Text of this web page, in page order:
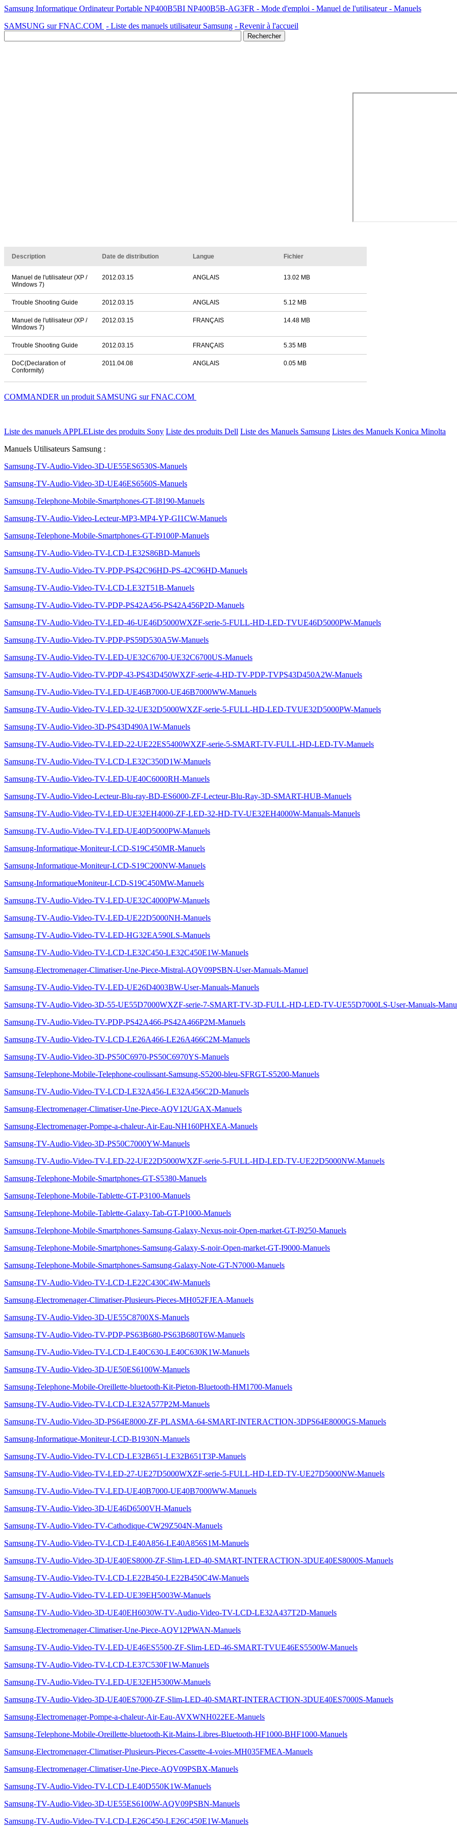
Samsung Informatique Ordinateur Portable NP400B5BI NP400B5B-AG3FR - Mode d'emploi - Manuel de l'utilisateur - Manuels
SAMSUNG sur FNAC.COM - Liste des manuels utilisateur Samsung - Revenir à l'accueil
Description Date de distribution Langue Fichier
Manuel de l'utilisateur (XP /
Windows 7)
2012.03.15 ANGLAIS 13.02 MB
Trouble Shooting Guide 2012.03.15 ANGLAIS 5.12 MB
Manuel de l'utilisateur (XP /
Windows 7)
2012.03.15 FRANÇAIS 14.48 MB
Trouble Shooting Guide 2012.03.15 FRANÇAIS 5.35 MB
DoC(Declaration of
Conformity)
2011.04.08 ANGLAIS 0.05 MB
COMMANDER un produit SAMSUNG sur FNAC.COM
Liste des manuels APPLEListe des produits Sony Liste des produits Dell Liste des Manuels Samsung Listes des Manuels Konica Minolta
Manuels Utilisateurs Samsung :
Samsung-TV-Audio-Video-3D-UE55ES6530S-Manuels
Samsung-TV-Audio-Video-3D-UE46ES6560S-Manuels
Samsung-Telephone-Mobile-Smartphones-GT-I8190-Manuels
Samsung-TV-Audio-Video-Lecteur-MP3-MP4-YP-GI1CW-Manuels
Samsung-Telephone-Mobile-Smartphones-GT-I9100P-Manuels
Samsung-TV-Audio-Video-TV-LCD-LE32S86BD-Manuels
Samsung-TV-Audio-Video-TV-PDP-PS42C96HD-PS-42C96HD-Manuels
Samsung-TV-Audio-Video-TV-LCD-LE32T51B-Manuels
Samsung-TV-Audio-Video-TV-PDP-PS42A456-PS42A456P2D-Manuels
Samsung-TV-Audio-Video-TV-LED-46-UE46D5000WXZF-serie-5-FULL-HD-LED-TVUE46D5000PW-Manuels
Samsung-TV-Audio-Video-TV-PDP-PS59D530A5W-Manuels
Samsung-TV-Audio-Video-TV-LED-UE32C6700-UE32C6700US-Manuels
Samsung-TV-Audio-Video-TV-PDP-43-PS43D450WXZF-serie-4-HD-TV-PDP-TVPS43D450A2W-Manuels
Samsung-TV-Audio-Video-TV-LED-UE46B7000-UE46B7000WW-Manuels
Samsung-TV-Audio-Video-TV-LED-32-UE32D5000WXZF-serie-5-FULL-HD-LED-TVUE32D5000PW-Manuels
Samsung-TV-Audio-Video-3D-PS43D490A1W-Manuels
Samsung-TV-Audio-Video-TV-LED-22-UE22ES5400WXZF-serie-5-SMART-TV-FULL-HD-LED-TV-Manuels
Samsung-TV-Audio-Video-TV-LCD-LE32C350D1W-Manuels
Samsung-TV-Audio-Video-TV-LED-UE40C6000RH-Manuels
Samsung-TV-Audio-Video-Lecteur-Blu-ray-BD-ES6000-ZF-Lecteur-Blu-Ray-3D-SMART-HUB-Manuels
Samsung-TV-Audio-Video-TV-LED-UE32EH4000-ZF-LED-32-HD-TV-UE32EH4000W-Manuals-Manuels
Samsung-TV-Audio-Video-TV-LED-UE40D5000PW-Manuels
Samsung-Informatique-Moniteur-LCD-S19C450MR-Manuels
Samsung-Informatique-Moniteur-LCD-S19C200NW-Manuels
Samsung-InformatiqueMoniteur-LCD-S19C450MW-Manuels
Samsung-TV-Audio-Video-TV-LED-UE32C4000PW-Manuels
Samsung-TV-Audio-Video-TV-LED-UE22D5000NH-Manuels
Samsung-TV-Audio-Video-TV-LED-HG32EA590LS-Manuels
Samsung-TV-Audio-Video-TV-LCD-LE32C450-LE32C450E1W-Manuels
Samsung-Electromenager-Climatiser-Une-Piece-Mistral-AQV09PSBN-User-Manuals-Manuel
Samsung-TV-Audio-Video-TV-LED-UE26D4003BW-User-Manuals-Manuels
Samsung-TV-Audio-Video-3D-55-UE55D7000WXZF-serie-7-SMART-TV-3D-FULL-HD-LED-TV-UE55D7000LS-User-Manuals-
Samsung-TV-Audio-Video-TV-PDP-PS42A466-PS42A466P2M-Manuels
Samsung-TV-Audio-Video-TV-LCD-LE26A466-LE26A466C2M-Manuels
Samsung-TV-Audio-Video-3D-PS50C6970-PS50C6970YS-Manuels
Samsung-Telephone-Mobile-Telephone-coulissant-Samsung-S5200-bleu-SFRGT-S5200-Manuels
Samsung-TV-Audio-Video-TV-LCD-LE32A456-LE32A456C2D-Manuels
Samsung-Electromenager-Climatiser-Une-Piece-AQV12UGAX-Manuels
Samsung-Electromenager-Pompe-a-chaleur-Air-Eau-NH160PHXEA-Manuels
Samsung-TV-Audio-Video-3D-PS50C7000YW-Manuels
Samsung-TV-Audio-Video-TV-LED-22-UE22D5000WXZF-serie-5-FULL-HD-LED-TV-UE22D5000NW-Manuels
Samsung-Telephone-Mobile-Smartphones-GT-S5380-Manuels
Samsung-Telephone-Mobile-Tablette-GT-P3100-Manuels
Samsung-Telephone-Mobile-Tablette-Galaxy-Tab-GT-P1000-Manuels
Samsung-Telephone-Mobile-Smartphones-Samsung-Galaxy-Nexus-noir-Open-market-GT-I9250-Manuels
Samsung-Telephone-Mobile-Smartphones-Samsung-Galaxy-S-noir-Open-market-GT-I9000-Manuels
Samsung-Telephone-Mobile-Smartphones-Samsung-Galaxy-Note-GT-N7000-Manuels
Samsung-TV-Audio-Video-TV-LCD-LE22C430C4W-Manuels
Samsung-Electromenager-Climatiser-Plusieurs-Pieces-MH052FJEA-Manuels
Samsung-TV-Audio-Video-3D-UE55C8700XS-Manuels
Samsung-TV-Audio-Video-TV-PDP-PS63B680-PS63B680T6W-Manuels
Samsung-TV-Audio-Video-TV-LCD-LE40C630-LE40C630K1W-Manuels
Samsung-TV-Audio-Video-3D-UE50ES6100W-Manuels
Samsung-Telephone-Mobile-Oreillette-bluetooth-Kit-Pieton-Bluetooth-HM1700-Manuels
Samsung-TV-Audio-Video-TV-LCD-LE32A577P2M-Manuels
Samsung-TV-Audio-Video-3D-PS64E8000-ZF-PLASMA-64-SMART-INTERACTION-3DPS64E8000GS-Manuels
Samsung-Informatique-Moniteur-LCD-B1930N-Manuels
Samsung-TV-Audio-Video-TV-LCD-LE32B651-LE32B651T3P-Manuels
Samsung-TV-Audio-Video-TV-LED-27-UE27D5000WXZF-serie-5-FULL-HD-LED-TV-UE27D5000NW-Manuels
Samsung-TV-Audio-Video-TV-LED-UE40B7000-UE40B7000WW-Manuels
Samsung-TV-Audio-Video-3D-UE46D6500VH-Manuels
Samsung-TV-Audio-Video-TV-Cathodique-CW29Z504N-Manuels
Samsung-TV-Audio-Video-TV-LCD-LE40A856-LE40A856S1M-Manuels
Samsung-TV-Audio-Video-3D-UE40ES8000-ZF-Slim-LED-40-SMART-INTERACTION-3DUE40ES8000S-Manuels
Samsung-TV-Audio-Video-TV-LCD-LE22B450-LE22B450C4W-Manuels
Samsung-TV-Audio-Video-TV-LED-UE39EH5003W-Manuels
Samsung-TV-Audio-Video-3D-UE40EH6030W-TV-Audio-Video-TV-LCD-LE32A437T2D-Manuels
Samsung-Electromenager-Climatiser-Une-Piece-AQV12PWAN-Manuels
Samsung-TV-Audio-Video-TV-LED-UE46ES5500-ZF-Slim-LED-46-SMART-TVUE46ES5500W-Manuels
Samsung-TV-Audio-Video-TV-LCD-LE37C530F1W-Manuels
Samsung-TV-Audio-Video-TV-LED-UE32EH5300W-Manuels
Samsung-TV-Audio-Video-3D-UE40ES7000-ZF-Slim-LED-40-SMART-INTERACTION-3DUE40ES7000S-Manuels
Samsung-Electromenager-Pompe-a-chaleur-Air-Eau-AVXWNH022EE-Manuels
Samsung-Telephone-Mobile-Oreillette-bluetooth-Kit-Mains-Libres-Bluetooth-HF1000-BHF1000-Manuels
Samsung-Electromenager-Climatiser-Plusieurs-Pieces-Cassette-4-voies-MH035FMEA-Manuels
Samsung-Electromenager-Climatiser-Une-Piece-AQV09PSBX-Manuels
Samsung-TV-Audio-Video-TV-LCD-LE40D550K1W-Manuels
Samsung-TV-Audio-Video-3D-UE55ES6100W-AQV09PSBN-Manuels
Samsung-TV-Audio-Video-TV-LCD-LE26C450-LE26C450E1W-Manuels